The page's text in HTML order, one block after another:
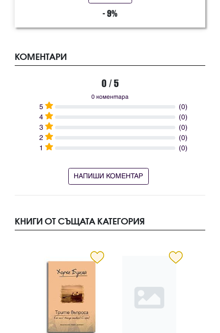
- 9%
КОМЕНТАРИ
0 / 5
0 коментара
5
(0)
4
(0)
3
(0)
2
(0)
1
(0)
НАПИШИ КОМЕНТАР
КНИГИ ОТ СЪЩАТА КАТЕГОРИЯ